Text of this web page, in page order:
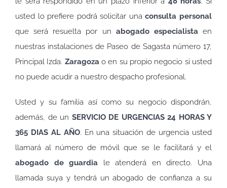
usted lo prefiere podrá solicitar unaconsulta personal
que será resuelta por un abogado especialistaen
nuestras instalaciones de Paseo de Sagasta número 17,
Principal Izda. Zaragozao en su propio negocio si usted
no puede acudir a nuestro despacho profesional.
Usted y su familia así como su negocio dispondrán,
además, de un SERVICIO DE URGENCIAS 24 HORAS Y
365 DIAS AL AÑO. En una situación de urgencia usted
llamará al número de móvil que se le facilitará y el
abogado de guardia le atenderá en directo. Una
llamada suya y tendrá un abogado de confianza a su